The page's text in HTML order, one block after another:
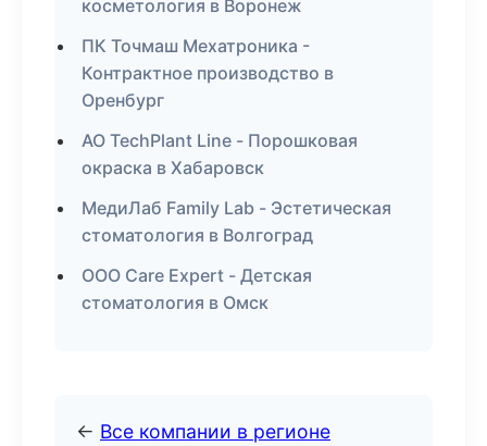
косметология в Воронеж
ПК Точмаш Мехатроника -
Контрактное производство в
Оренбург
АО TechPlant Line - Порошковая
окраска в Хабаровск
МедиЛаб Family Lab - Эстетическая
стоматология в Волгоград
ООО Care Expert - Детская
стоматология в Омск
← Все компании в регионе